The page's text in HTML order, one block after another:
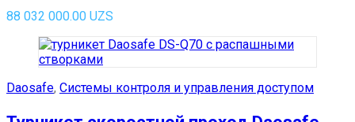
88 032 000.00 UZS
Daosafe, Системы контроля и управления доступом